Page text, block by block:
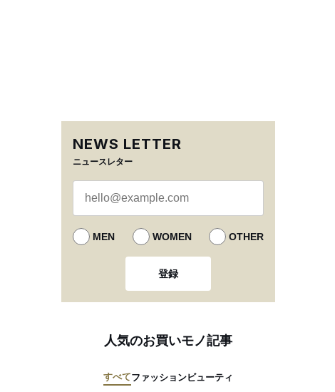
NEWS LETTER
ニュースレター
MEN WOMEN OTHER
登録
人気のお買いモノ記事
すべてファッションビューティ